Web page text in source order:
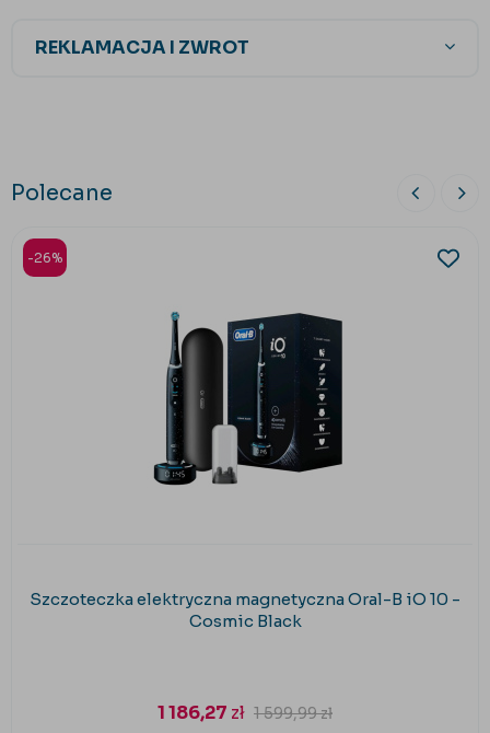
REKLAMACJA I ZWROT
Polecane
-26%
Szczoteczka elektryczna magnetyczna Oral-B iO 10 -
Cosmic Black
1 186,27 zł 1 599,99zł